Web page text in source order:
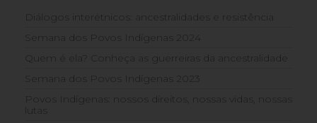
Diálogos interétnicos: ancestralidades e resistência
Semana dos Povos Indígenas 2024
Quem é ela? Conheça as guerreiras da ancestralidade
Semana dos Povos Indígenas 2023
Povos Indígenas: nossos direitos, nossas vidas, nossas
lutas